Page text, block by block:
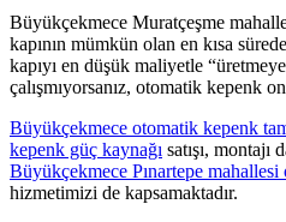
Büyükçekmece Muratçeşme
kapının mümkün olan en kısa
kapıyı en düşük maliyetle
çalışmıyorsanız, otomatik kepenk
Büyükçekmece otomatik kepenk
kepenk güç kaynağı satışı,
Büyükçekmece Pınartepe
hizmetimizi de kapsamaktadır.